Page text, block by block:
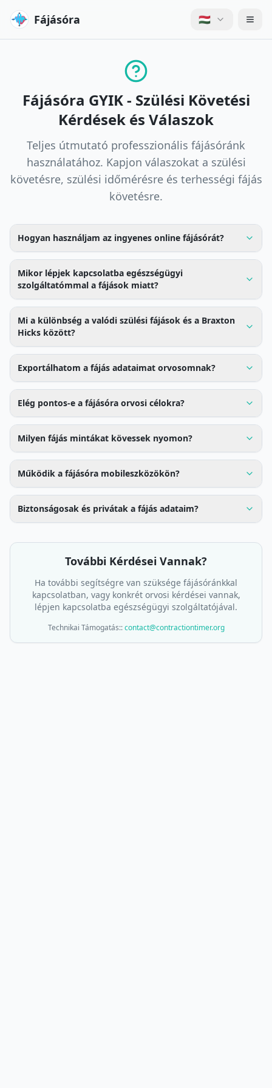
Fájásóra 🇭🇺
Fájásóra GYIK - Szülési Követési
Kérdések és Válaszok
Teljes útmutató professzionális fájásóránk
használatához. Kapjon válaszokat a szülési
követésre, szülési időmérésre és terhességi fájás
követésre.
Hogyan használjam az ingyenes online fájásórát?
Mikor lépjek kapcsolatba egészségügyi
szolgáltatómmal a fájások miatt?
Mi a különbség a valódi szülési fájások és a Braxton
Hicks között?
Exportálhatom a fájás adataimat orvosomnak?
Elég pontos-e a fájásóra orvosi célokra?
Milyen fájás mintákat kövessek nyomon?
Működik a fájásóra mobileszközökön?
Biztonságosak és privátak a fájás adataim?
További Kérdései Vannak?
Ha további segítségre van szüksége fájásóránkkal
kapcsolatban, vagy konkrét orvosi kérdései vannak,
lépjen kapcsolatba egészségügyi szolgáltatójával.
Technikai Támogatás::contact@contractiontimer.org